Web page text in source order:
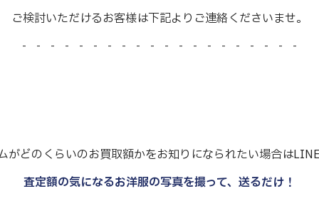
ご検討いただけるお客様は下記よりご連絡くださいませ。
- - - - - - - - - - - - - - - - - - - -
がどのくらいのお買取額かをお知りになられたい場合はLINE
査定額の気になるお洋服の写真を撮って、送るだけ！